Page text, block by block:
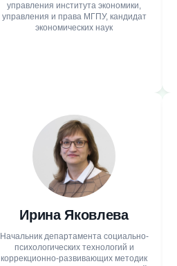
управления института экономики,
управления и права МГПУ, кандидат
экономических наук
Ирина Яковлева
Начальник департамента социально-
психологических технологий и
коррекционно-развивающих методик